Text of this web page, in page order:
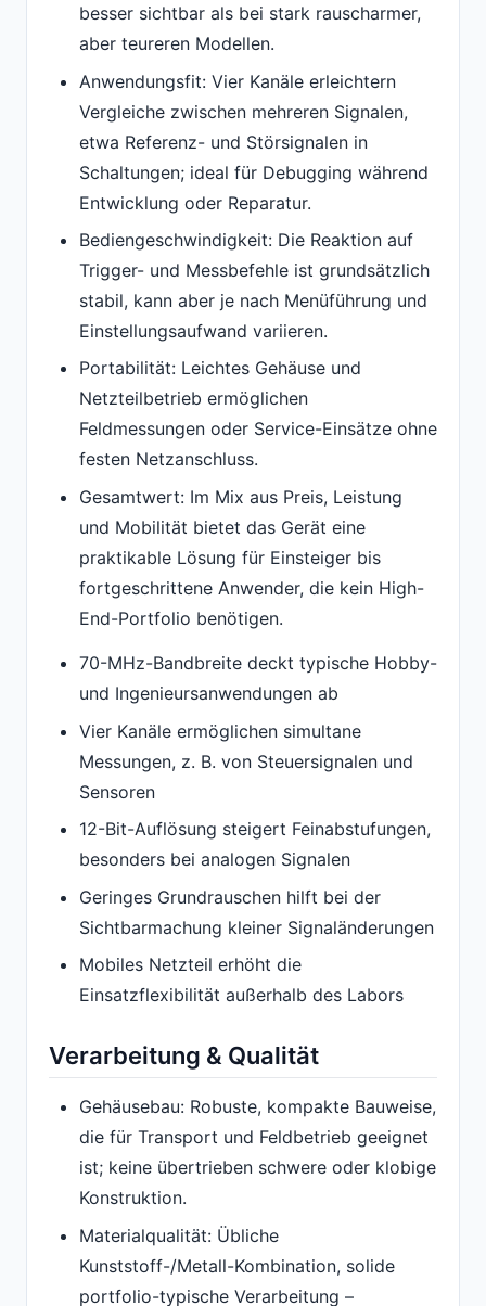
besser sichtbar als bei stark rauscharmer,
aber teureren Modellen.
Anwendungsfit: Vier Kanäle erleichtern
Vergleiche zwischen mehreren Signalen,
etwa Referenz- und Störsignalen in
Schaltungen; ideal für Debugging während
Entwicklung oder Reparatur.
Bediengeschwindigkeit: Die Reaktion auf
Trigger- und Messbefehle ist grundsätzlich
stabil, kann aber je nach Menüführung und
Einstellungsaufwand variieren.
Portabilität: Leichtes Gehäuse und
Netzteilbetrieb ermöglichen
Feldmessungen oder Service-Einsätze ohne
festen Netzanschluss.
Gesamtwert: Im Mix aus Preis, Leistung
und Mobilität bietet das Gerät eine
praktikable Lösung für Einsteiger bis
fortgeschrittene Anwender, die kein High-
End-Portfolio benötigen.
70-MHz-Bandbreite deckt typische Hobby-
und Ingenieursanwendungen ab
Vier Kanäle ermöglichen simultane
Messungen, z. B. von Steuersignalen und
Sensoren
12-Bit-Auflösung steigert Feinabstufungen,
besonders bei analogen Signalen
Geringes Grundrauschen hilft bei der
Sichtbarmachung kleiner Signaländerungen
Mobiles Netzteil erhöht die
Einsatzflexibilität außerhalb des Labors
Verarbeitung & Qualität
Gehäusebau: Robuste, kompakte Bauweise,
die für Transport und Feldbetrieb geeignet
ist; keine übertrieben schwere oder klobige
Konstruktion.
Materialqualität: Übliche
Kunststoff-/Metall-Kombination, solide
portfolio-typische Verarbeitung –